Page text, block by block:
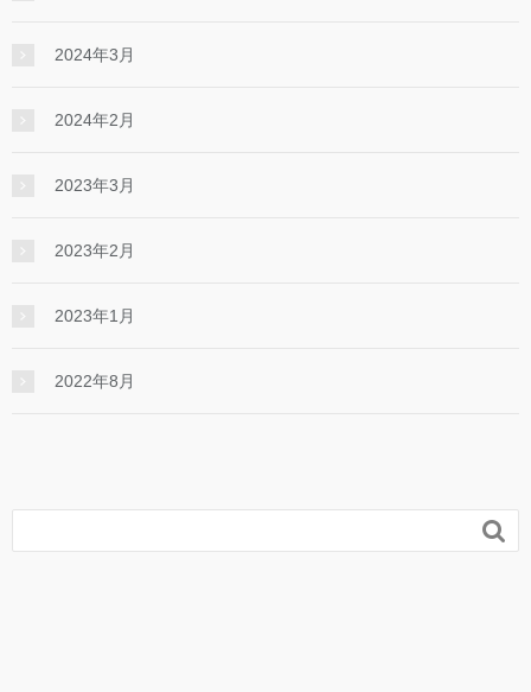
2024年3月
2024年2月
2023年3月
2023年2月
2023年1月
2022年8月
